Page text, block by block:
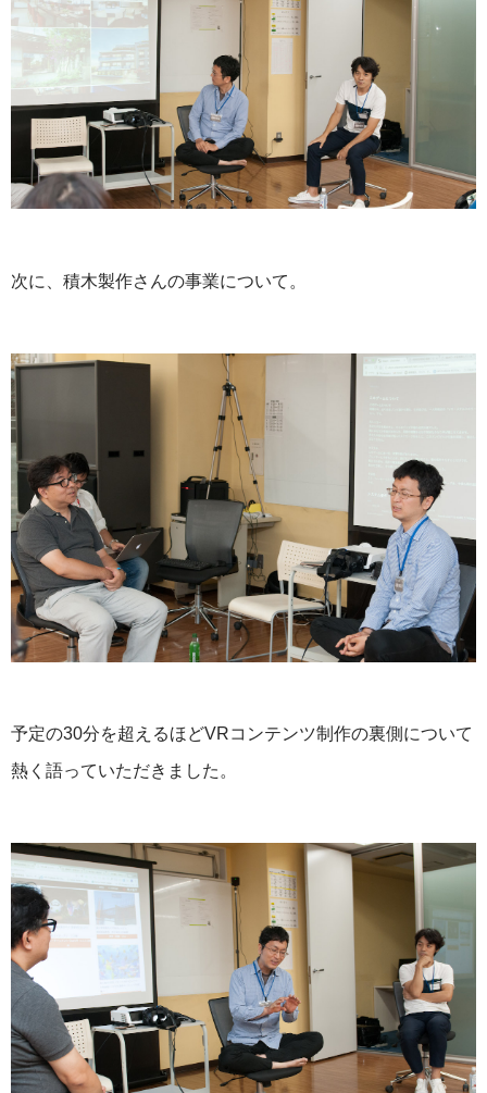
次に、積木製作さんの事業について。
予定の30分を超えるほどVRコンテンツ制作の裏側について
熱く語っていただきました。